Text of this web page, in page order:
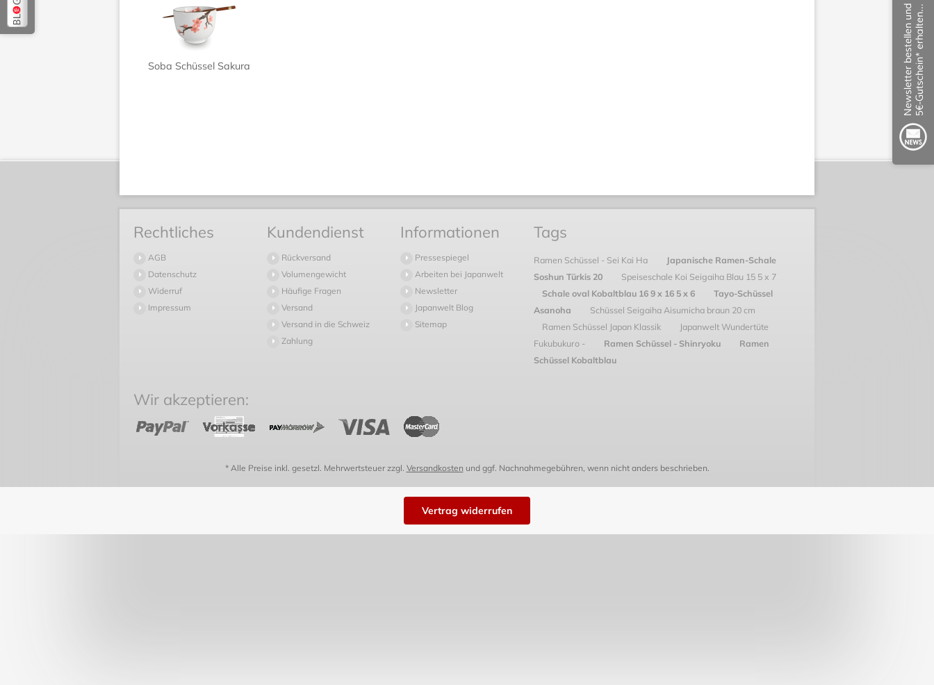
Soba Schüssel Sakura
Rechtliches
AGB
Datenschutz
Widerruf
Impressum
Kundendienst
Rückversand
Volumengewicht
Häufige Fragen
Versand
Versand in die Schweiz
Zahlung
Informationen
Pressespiegel
Arbeiten bei Japanwelt
Newsletter
Japanwelt Blog
Sitemap
Tags
Ramen Schüssel - Sei Kai Ha
Japanische Ramen-Schale
Soshun Türkis 20
Speiseschale Koi Seigaiha Blau 15 5 x 7
Schale oval Kobaltblau 16 9 x 16 5 x 6
Tayo-Schüssel
Asanoha
Schüssel Seigaiha Aisumicha braun 20 cm
Ramen Schüssel Japan Klassik
Japanwelt Wundertüte
Fukubukuro -
Ramen Schüssel - Shinryoku
Ramen
Schüssel Kobaltblau
Wir akzeptieren:
* Alle Preise inkl. gesetzl. Mehrwertsteuer zzgl. Versandkosten und ggf. Nachnahmegebühren, wenn nicht anders beschrieben.
Vertrag widerrufen